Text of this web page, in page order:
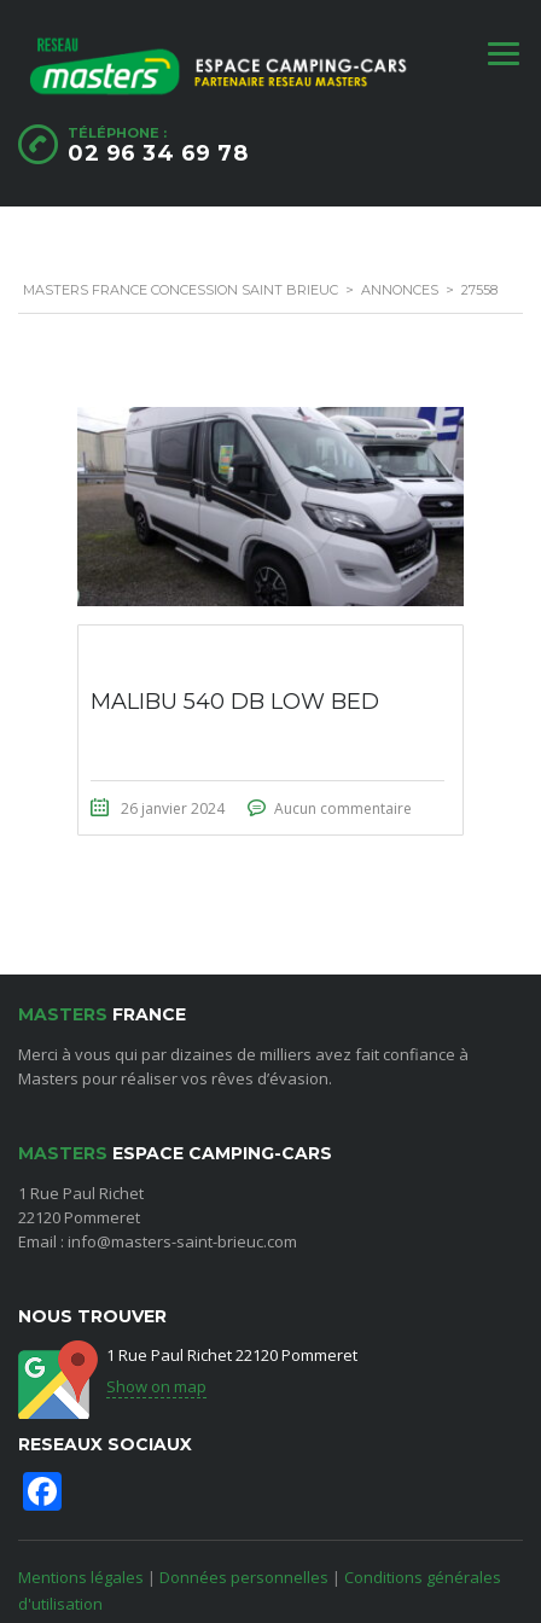
TÉLÉPHONE :
02 96 34 69 78
MASTERS FRANCE CONCESSION SAINT BRIEUC > ANNONCES > 27558
MALIBU 540 DB LOW BED
26 janvier 2024 Aucun commentaire
MASTERS FRANCE
Merci à vous qui par dizaines de milliers avez fait confiance à
Masters pour réaliser vos rêves d’évasion.
MASTERS ESPACE CAMPING-CARS
1 Rue Paul Richet
22120 Pommeret
Email : info@masters-saint-brieuc.com
NOUS TROUVER
1 Rue Paul Richet 22120 Pommeret
Show on map
RESEAUX SOCIAUX
Mentions légales | Données personnelles | Conditions générales
d'utilisation